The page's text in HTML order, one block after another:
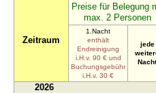
Zeitraum
Preise für Belegung
max. 2 Personen
1.Nacht
enthält
Endreinigung
i.H.v. 90 € und
Buchungsgebühr
i.H.v. 30 €
jede
Nacht
2026